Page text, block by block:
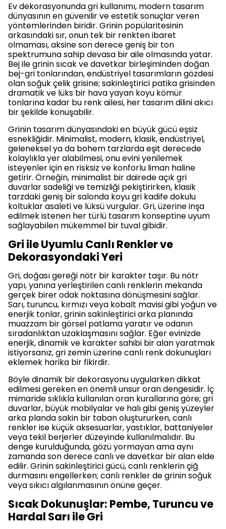
Ev dekorasyonunda gri kullanımı, modern tasarım
dünyasının en güvenilir ve estetik sonuçlar veren
yöntemlerinden biridir. Grinin popülaritesinin
arkasındaki sır, onun tek bir renkten ibaret
olmaması, aksine son derece geniş bir ton
spektrumuna sahip devasa bir aile olmasında yatar.
Bej ile grinin sıcak ve davetkar birleşiminden doğan
bej-gri tonlarından, endüstriyel tasarımların gözdesi
olan soğuk çelik grisine; sakinleştirici patika grisinden
dramatik ve lüks bir hava yayan koyu kömür
tonlarına kadar bu renk ailesi, her tasarım dilini akıcı
bir şekilde konuşabilir.
Grinin tasarım dünyasındaki en büyük gücü eşsiz
esnekliğidir. Minimalist, modern, klasik, endüstriyel,
geleneksel ya da bohem tarzlarda eşit derecede
kolaylıkla yer alabilmesi, onu evini yenilemek
isteyenler için en risksiz ve konforlu liman haline
getirir. Örneğin, minimalist bir dairede açık gri
duvarlar sadeliği ve temizliği pekiştirirken, klasik
tarzdaki geniş bir salonda koyu gri kadife dokulu
koltuklar asaleti ve lüksü vurgular. Gri, üzerine inşa
edilmek istenen her türlü tasarım konseptine uyum
sağlayabilen mükemmel bir tuval gibidir.
Gri ile Uyumlu Canlı Renkler ve
Dekorasyondaki Yeri
Gri, doğası gereği nötr bir karakter taşır. Bu nötr
yapı, yanına yerleştirilen canlı renklerin mekanda
gerçek birer odak noktasına dönüşmesini sağlar.
Sarı, turuncu, kırmızı veya kobalt mavisi gibi yoğun ve
enerjik tonlar, grinin sakinleştirici arka planında
muazzam bir görsel patlama yaratır ve odanın
sıradanlıktan uzaklaşmasını sağlar. Eğer evinizde
enerjik, dinamik ve karakter sahibi bir alan yaratmak
istiyorsanız, gri zemin üzerine canlı renk dokunuşları
eklemek harika bir fikirdir.
Böyle dinamik bir dekorasyonu uygularken dikkat
edilmesi gereken en önemli unsur oran dengesidir. İç
mimaride sıklıkla kullanılan oran kurallarına göre; gri
duvarlar, büyük mobilyalar ve halı gibi geniş yüzeyler
arka planda sakin bir taban oluştururken, canlı
renkler ise küçük aksesuarlar, yastıklar, battaniyeler
veya tekil berjerler düzeyinde kullanılmalıdır. Bu
denge kurulduğunda, gözü yormayan ama aynı
zamanda son derece canlı ve davetkar bir alan elde
edilir. Grinin sakinleştirici gücü, canlı renklerin çiğ
durmasını engellerken; canlı renkler de grinin soğuk
veya sıkıcı algılanmasının önüne geçer.
Sıcak Dokunuşlar: Pembe, Turuncu ve
Hardal Sarı ile Gri